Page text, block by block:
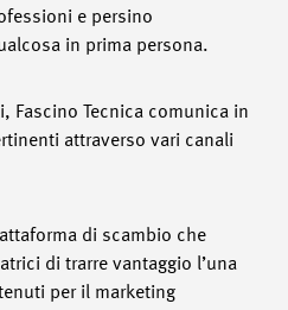
e persino
in prima persona.
Fascino Tecnica comunica in
attraverso vari canali
di scambio che
di trarre vantaggio l’una
per il marketing